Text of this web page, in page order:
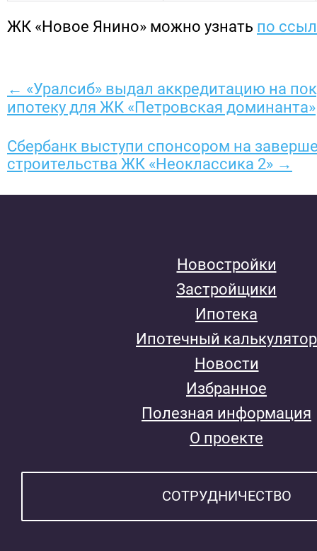
ЖК «Новое Янино» можно узнать по
← «Уралсиб» выдал аккредитацию на
ипотеку для ЖК «Петровская доминанта»
Сбербанк выступи спонсором на
строительства ЖК «Неоклассика 2» →
Новостройки
Застройщики
Ипотека
Ипотечный калькулятор
Новости
Избранное
Полезная информация
О проекте
СОТРУДНИЧЕСТВО